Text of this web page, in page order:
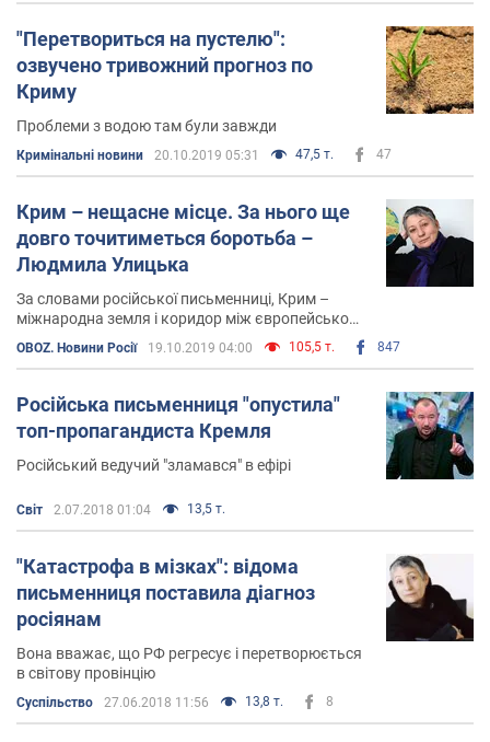
"Перетвориться на пустелю":
озвучено тривожний прогноз по
Криму
Проблеми з водою там були завжди
Кримінальні новини 20.10.2019 05:31 47,5 т. 47
Крим – нещасне місце. За нього ще
довго точитиметься боротьба –
Людмила Улицька
За словами російської письменниці, Крим –
міжнародна земля і коридор між європейською
цивілізацією і Росією
OBOZ. Новини Росії 19.10.2019 04:00 105,5 т. 847
Російська письменниця "опустила"
топ-пропагандиста Кремля
Російський ведучий "зламався" в ефірі
Світ 2.07.2018 01:04 13,5 т.
"Катастрофа в мізках": відома
письменниця поставила діагноз
росіянам
Вона вважає, що РФ регресує і перетворюється
в світову провінцію
Суспільство 27.06.2018 11:56 13,8 т. 8